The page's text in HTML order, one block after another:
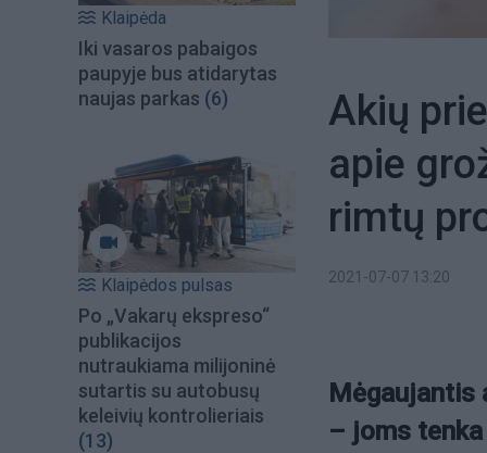
Klaipėda
Iki vasaros pabaigos
paupyje bus atidarytas
naujas parkas (6)
Klaipėdos pulsas
Po „Vakarų ekspreso“
publikacijos
nutraukiama milijoninė
sutartis su autobusų
keleivių kontrolieriais
(13)
Akių
apie
rimtų
2021-07-07 13:20
Mėgaujantis
– joms